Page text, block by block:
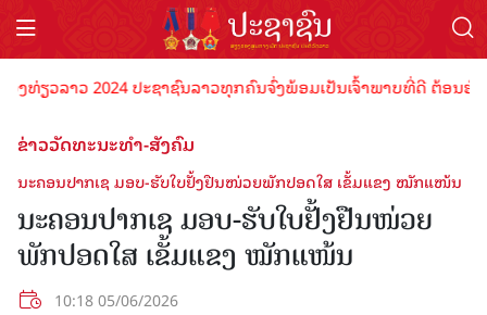
ວລາວ 2024 ປະຊາຊົນລາວທຸກຄົນຈົ່ງພ້ອມເປັນເຈົ້າພາບທີ່ດີ ຕ້ອນຮັບນັກ
ຂ່າວວັດທະນະທຳ-ສັງຄົມ
ນະ​ຄອນ​ປາກ​ເຊ ມອບ-ຮັບໃບຢັ້ງຢືນໜ່ວຍພັກປອດໃສ ເຂັ້ມແຂງ ໝັກແໜ້ນ
ນະ​ຄອນ​ປາກ​ເຊ ມອບ-ຮັບໃບຢັ້ງຢືນໜ່ວຍ
ພັກປອດໃສ ເຂັ້ມແຂງ ໝັກແໜ້ນ
10:18 05/06/2026